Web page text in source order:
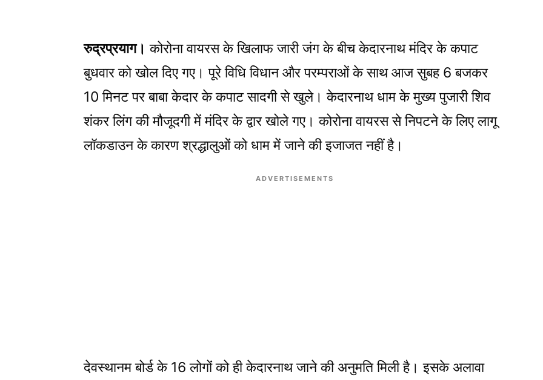
रुद्रप्रयाग। कोरोना वायरस के खिलाफ जारी जंग के बीच केदारनाथ मंदिर के कपाट
बुधवार को खोल दिए गए। पूरे विधि विधान और परम्पराओं के साथ आज सुबह 6 बजकर
10 मिनट पर बाबा केदार के कपाट सादगी से खुले। केदारनाथ धाम के मुख्य पुजारी शिव
शंकर लिंग की मौजूदगी में मंदिर के द्वार खोले गए। कोरोना वायरस से निपटने के लिए लागू
लॉकडाउन के कारण श्रद्धालुओं को धाम में जाने की इजाजत नहीं है।
ADVERTISEMENTS
देवस्थानम बोर्ड के 16 लोगों को ही केदारनाथ जाने की अनुमति मिली है। इसके अलावा